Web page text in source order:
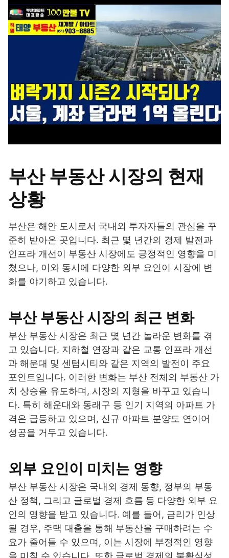
부산 부동산 시장의 현재
상황
부산은 해안 도시로서 국내외 투자자들의 관심을 꾸
준히 받아온 곳입니다. 최근 몇 년간의 경제 발전과
인프라 개선이 부동산 시장에도 긍정적인 영향을 미
쳤으나, 이와 동시에 다양한 외부 요인이 시장에 변
화를 야기하고 있습니다.
부산 부동산 시장의 최근 변화
부산 부동산 시장은 최근 몇 년간 놀라운 변화를 겪
고 있습니다. 지하철 연장과 같은 교통 인프라 개선
과 해운대 및 센텀시티와 같은 지역의 발전이 주요
포인트입니다. 이러한 변화는 부산 전체의 부동산 가
치 상승을 유도하며, 시장의 지형을 바꾸고 있습니
다. 특히 해운대와 동래구 등 인기 지역의 아파트 가
격은 급등하고 있으며, 신규 아파트 분양도 연이어
성공을 거두고 있습니다.
외부 요인이 미치는 영향
부산 부동산 시장은 국내외 경제 동향, 정부의 부동
산 정책, 그리고 글로벌 경제 흐름 등 다양한 외부 요
인의 영향을 받고 있습니다. 예를 들어, 금리가 인상
될 경우, 주택 대출을 통해 부동산을 구매하려는 수
요가 줄어들 수 있으며, 이는 시장에 부정적인 영향
을 미칠 수 있습니다. 또한 글로벌 경제의 불확실성